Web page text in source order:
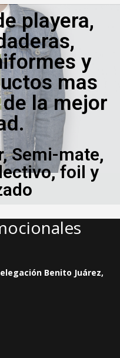
playera,
y
mas
la mejor
Semi-mate,
foil y
Benito Juárez,